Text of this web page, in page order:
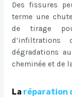
Des fissures
terme une
de tirage
d’infiltrations
dégradations
cheminée et de
La réparation